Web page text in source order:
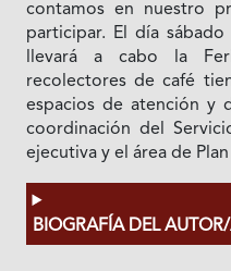
contamos en nuestro
participar. El día
llevará a cabo la
recolectores de café
espacios de atención y
coordinación del
ejecutiva y el área de
BIOGRAFÍA DEL